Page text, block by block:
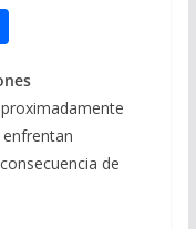
C
m
p
ar
de